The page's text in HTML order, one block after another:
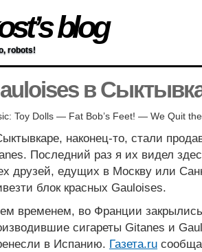
blog
robots!
в
Toy Dolls — Fat Bob’s Feet! — We Quit
наконец-то, стали
Последний раз я их видел
друзей, едущих в Москву или
блок красных Gauloises.
временем, во Франции
сигареты Gitanes и
в Испанию. Газета.ru